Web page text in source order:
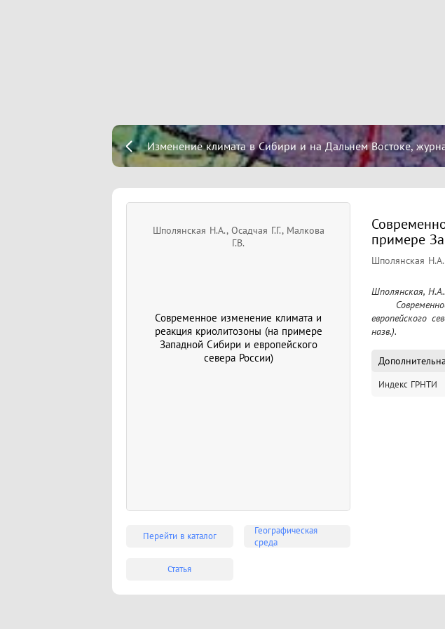
Изменение климата в Сибири и на Дальнем Востоке,
Шполянская Н.А., Осадчая Г.Г., Малкова
Г.В.
Современное изменение климата и
реакция криолитозоны (на примере
Западной Сибири и европейского
севера России)
Перейти в каталог
Географическая
среда
Статья
примере
Шполянская
Шполянская, Н.А..
европейского
назв.).
Индекс ГРНТИ